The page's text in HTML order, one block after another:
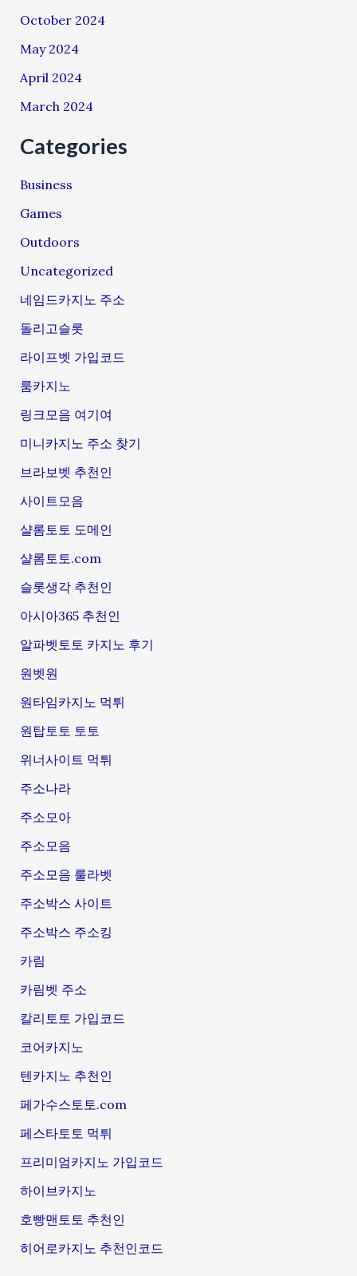
October 2024
May 2024
April 2024
March 2024
Categories
Business
Games
Outdoors
Uncategorized
네임드카지노 주소
돌리고슬롯
라이프벳 가입코드
룸카지노
링크모음 여기여
미니카지노 주소 찾기
브라보벳 추천인
사이트모음
샬롬토토 도메인
샬롬토토.com
슬롯생각 추천인
아시아365 추천인
알파벳토토 카지노 후기
원벳원
원타임카지노 먹튀
원탑토토 토토
위너사이트 먹튀
주소나라
주소모아
주소모음
주소모음 룰라벳
주소박스 사이트
주소박스 주소킹
카림
카림벳 주소
칼리토토 가입코드
코어카지노
텐카지노 추천인
페가수스토토.com
페스타토토 먹튀
프리미엄카지노 가입코드
하이브카지노
호빵맨토토 추천인
히어로카지노 추천인코드